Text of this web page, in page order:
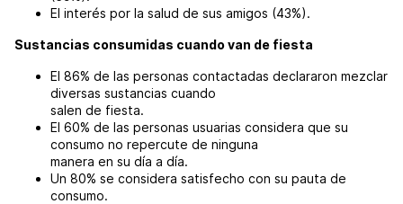
El interés por la salud de sus amigos (43%).
Sustancias consumidas cuando van de fiesta
El 86% de las personas contactadas declararon mezclar
diversas sustancias cuando
salen de fiesta.
El 60% de las personas usuarias considera que su
consumo no repercute de ninguna
manera en su día a día.
Un 80% se considera satisfecho con su pauta de
consumo.